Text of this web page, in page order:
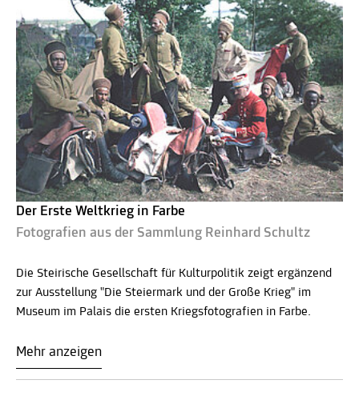
Der Erste Weltkrieg in Farbe
Fotografien aus der Sammlung Reinhard Schultz
Die Steirische Gesellschaft für Kulturpolitik zeigt ergänzend
zur Ausstellung "Die Steiermark und der Große Krieg" im
Museum im Palais die ersten Kriegsfotografien in Farbe.
Mehr anzeigen